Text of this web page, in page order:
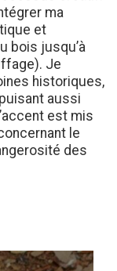
ma
et
bois jusqu’à
Je
historiques,
aussi
est mis
le
des